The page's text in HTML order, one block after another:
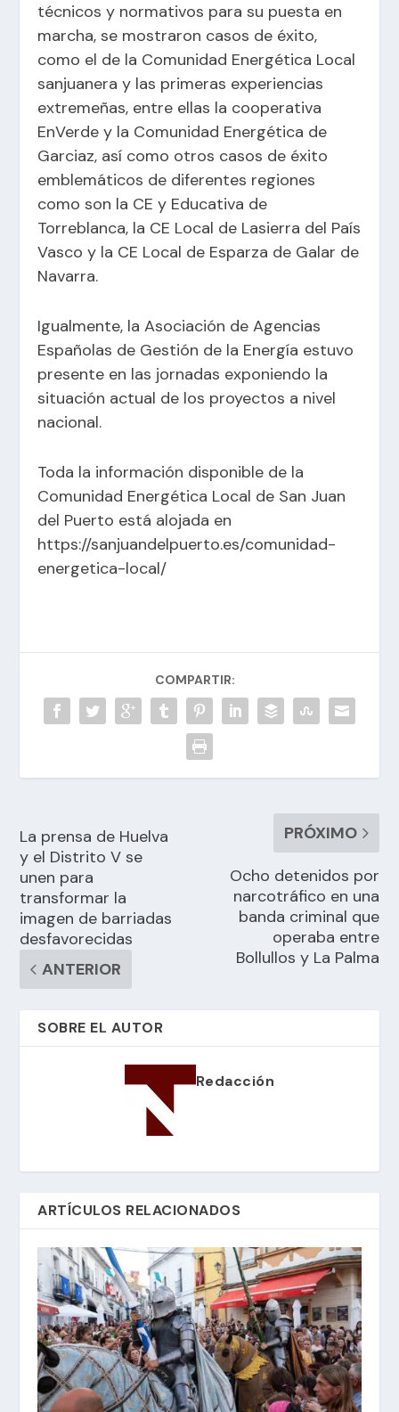
técnicos y normativos para su puesta en
marcha, se mostraron casos de éxito,
como el de la Comunidad Energética Local
sanjuanera y las primeras experiencias
extremeñas, entre ellas la cooperativa
EnVerde y la Comunidad Energética de
Garciaz, así como otros casos de éxito
emblemáticos de diferentes regiones
como son la CE y Educativa de
Torreblanca, la CE Local de Lasierra del País
Vasco y la CE Local de Esparza de Galar de
Navarra.
Igualmente, la Asociación de Agencias
Españolas de Gestión de la Energía estuvo
presente en las jornadas exponiendo la
situación actual de los proyectos a nivel
nacional.
Toda la información disponible de la
Comunidad Energética Local de San Juan
del Puerto está alojada en
https://sanjuandelpuerto.es/comunidad-
energetica-local/
COMPARTIR:
La prensa de Huelva
y el Distrito V se
unen para
transformar la
imagen de barriadas
desfavorecidas
ANTERIOR
PRÓXIMO
Ocho detenidos por
narcotráfico en una
banda criminal que
operaba entre
Bollullos y La Palma
SOBRE EL AUTOR
Redacción
ARTÍCULOS RELACIONADOS